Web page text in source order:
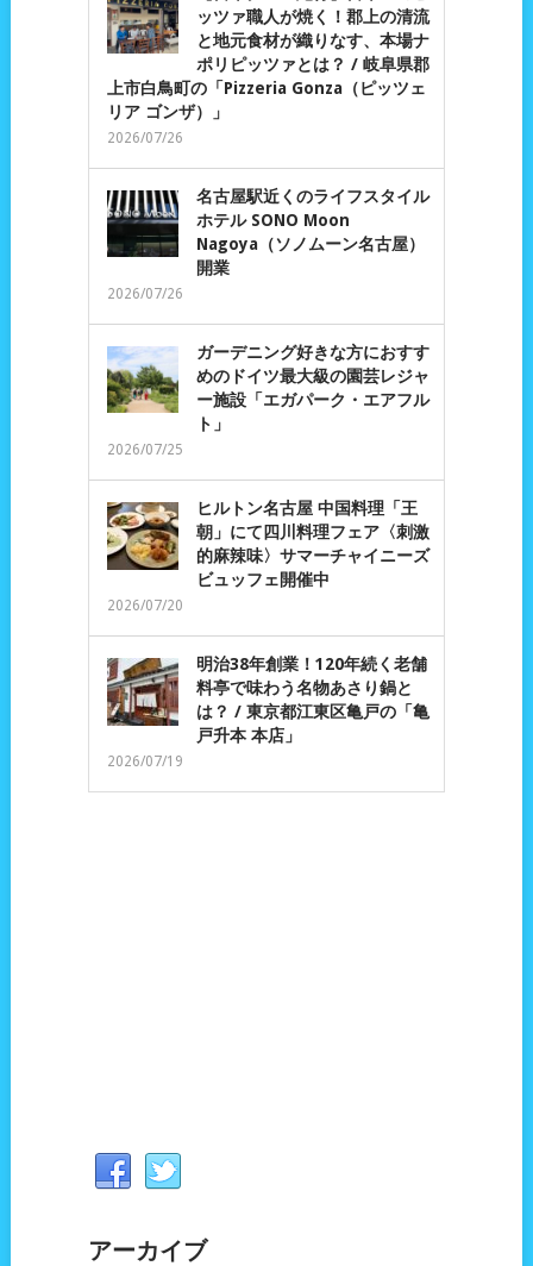
ッツァ職人が焼く！郡上の清流
と地元食材が織りなす、本場ナ
ポリピッツァとは？ / 岐阜県郡
上市白鳥町の「Pizzeria Gonza（ピッツェ
リア ゴンザ）」
2026/07/26
名古屋駅近くのライフスタイル
ホテル SONO Moon
Nagoya（ソノムーン名古屋）
開業
2026/07/26
ガーデニング好きな方におすす
めのドイツ最大級の園芸レジャ
ー施設「エガパーク・エアフル
ト」
2026/07/25
ヒルトン名古屋 中国料理「王
朝」にて四川料理フェア〈刺激
的麻辣味〉サマーチャイニーズ
ビュッフェ開催中
2026/07/20
明治38年創業！120年続く老舗
料亭で味わう名物あさり鍋と
は？ / 東京都江東区亀戸の「亀
戸升本 本店」
2026/07/19
アーカイブ